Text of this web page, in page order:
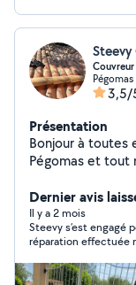
3,5/
Présentation
Bonjour à toutes
Pégomas et tout
réellement mon
offenser
professionnel . Je vous propose donc les services
suivant . - travaux de toiture ( rénovation, nettoyage,
traitement,
Dernier avis
Il y a 2 mois
Steevy s’est engagé
réparation effectuée